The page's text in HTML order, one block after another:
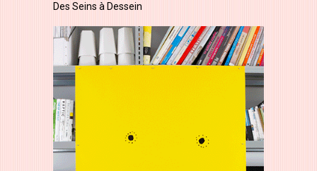
Des Seins à Dessein